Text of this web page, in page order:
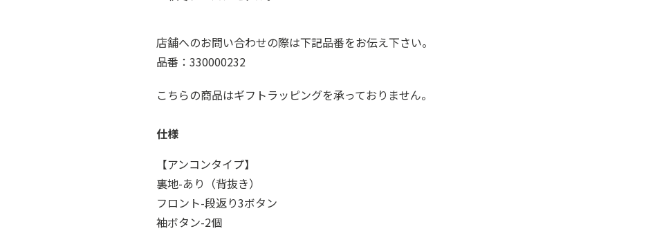
店舗へのお問い合わせの際は下記品番をお伝え下さい。
品番：330000232
こちらの商品はギフトラッピングを承っておりません。
仕様
【アンコンタイプ】
裏地-あり（背抜き）
フロント-段返り3ボタン
袖ボタン-2個